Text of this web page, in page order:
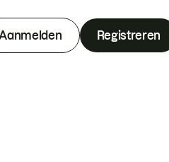
Registreren